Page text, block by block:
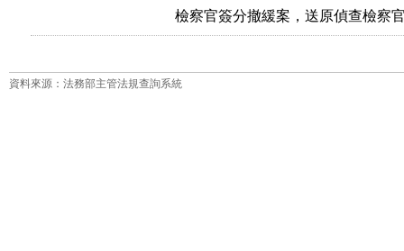
檢察官簽分撤緩案，送原偵查檢察
資料來源：法務部主管法規查詢系統